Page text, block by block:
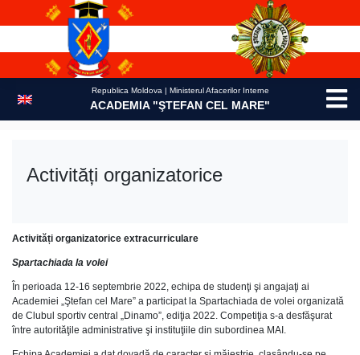
Republica Moldova | Ministerul Afacerilor Interne
ACADEMIA "ŞTEFAN CEL MARE"
Activități organizatorice
Activități organizatorice extracurriculare
Spartachiada la volei
În perioada 12-16 septembrie 2022, echipa de studenţi şi angajaţi ai
Academiei „Ştefan cel Mare” a participat la Spartachiada de volei organizată
de Clubul sportiv central „Dinamo”, ediţia 2022. Competiţia s-a desfăşurat
între autorităţile administrative şi instituţiile din subordinea MAI.